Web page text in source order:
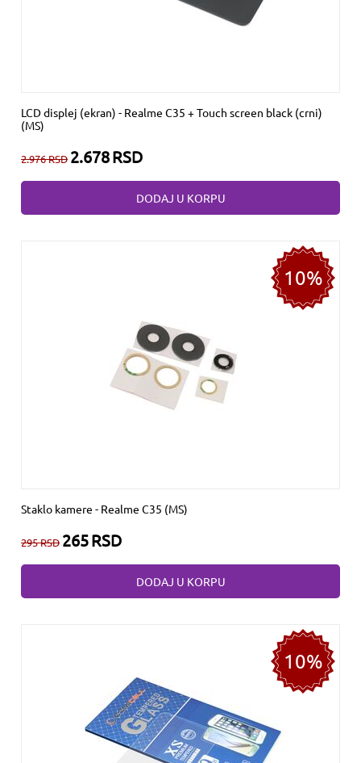
LCD displej (ekran) - Realme C35 + Touch screen black (crni)
(MS)
2.976RSD 2.678RSD
DODAJ U KORPU
10%
Staklo kamere - Realme C35 (MS)
295RSD 265RSD
DODAJ U KORPU
10%